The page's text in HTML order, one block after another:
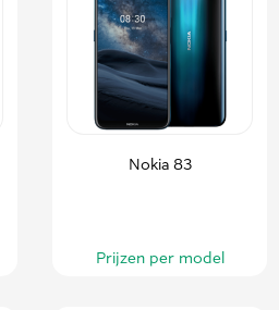
Nokia 83
Prijzen per model